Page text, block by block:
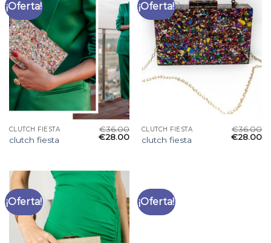
¡Oferta!
CLUTCH FIESTA
clutch fiesta
€36.00
€28.00
¡Oferta!
CLUTCH FIESTA
clutch fiesta
€36.00
€28.00
¡Oferta! ¡Oferta!